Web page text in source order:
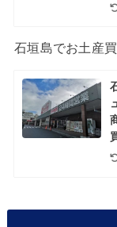
石垣島でお土産